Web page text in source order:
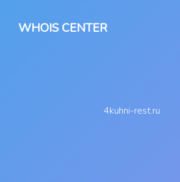
WHOIS CENTER
4kuhni-rest.ru